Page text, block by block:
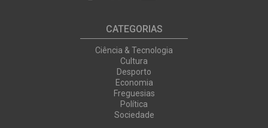
CATEGORIAS
Ciência & Tecnologia
Cultura
Desporto
Economia
Freguesias
Política
Sociedade